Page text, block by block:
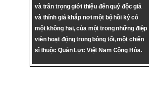
và trân trọng giới thiệu đến quý độc giả
và thính giả khắp nơi một bộ hồi ký có
một không hai, của một trong những điệp
viên hoạt động trong bóng tối, một chiến
sĩ thuộc Quân Lực Việt Nam Cộng Hòa.